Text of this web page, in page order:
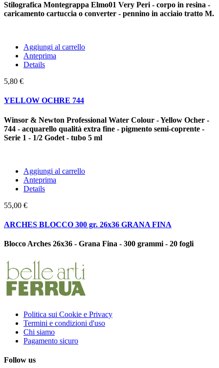
Stilografica Montegrappa Elmo01 Very Peri - corpo in resina -
caricamento cartuccia o converter - pennino in acciaio tratto M.
Aggiungi al carrello
Anteprima
Details
5,80 €
YELLOW OCHRE 744
Winsor & Newton Professional Water Colour - Yellow Ocher -
744 - acquarello qualità extra fine - pigmento semi-coprente -
Serie 1 - 1/2 Godet - tubo 5 ml
Aggiungi al carrello
Anteprima
Details
55,00 €
ARCHES BLOCCO 300 gr. 26x36 GRANA FINA
Blocco Arches 26x36 - Grana Fina - 300 grammi - 20 fogli
Politica sui Cookie e Privacy
Termini e condizioni d'uso
Chi siamo
Pagamento sicuro
Follow us